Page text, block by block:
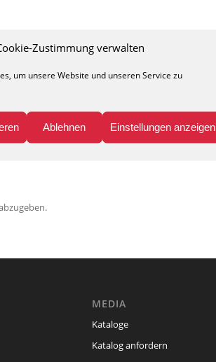
Zustimmung verwalten
um unsere Website und unseren Service zu
Ablehnen Einstellungen anzeigen
MEDIA
Kataloge
Katalog anfordern